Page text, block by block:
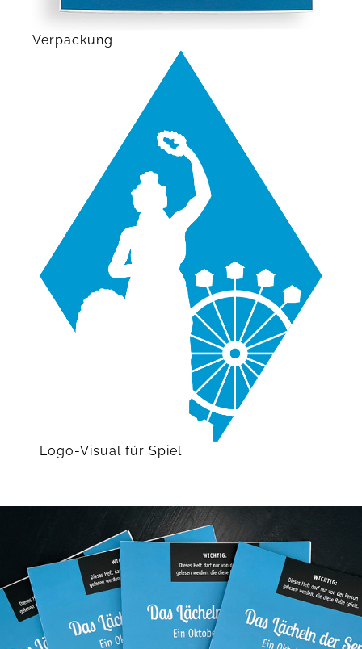
Verpackung
Logo-Visual für Spiel